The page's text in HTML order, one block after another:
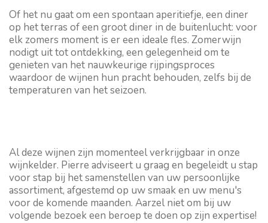
Of het nu gaat om een spontaan aperitiefje, een diner
op het terras of een groot diner in de buitenlucht: voor
elk zomers moment is er een ideale fles. Zomerwijn
nodigt uit tot ontdekking, een gelegenheid om te
genieten van het nauwkeurige rijpingsproces
waardoor de wijnen hun pracht behouden, zelfs bij de
temperaturen van het seizoen.
Al deze wijnen zijn momenteel verkrijgbaar in onze
wijnkelder. Pierre adviseert u graag en begeleidt u stap
voor stap bij het samenstellen van uw persoonlijke
assortiment, afgestemd op uw smaak en uw menu's
voor de komende maanden. Aarzel niet om bij uw
volgende bezoek een beroep te doen op zijn expertise!